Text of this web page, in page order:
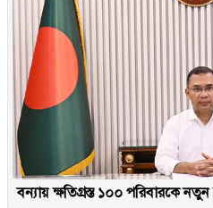
বন্যায় ক্ষতিগ্রস্ত ১০০ পরিবারকে নতুন